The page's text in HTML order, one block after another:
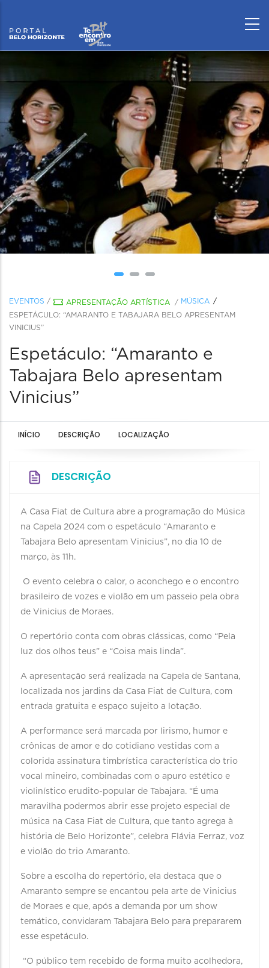
EVENTOS / APRESENTAÇÃO ARTÍSTICA / MÚSICA
ESPETÁCULO: “AMARANTO E TABAJARA BELO APRESENTAM
VINICIUS”
Espetáculo: “Amaranto e
Tabajara Belo apresentam
Vinicius”
INÍCIO DESCRIÇÃO LOCALIZAÇÃO
DESCRIÇÃO
A Casa Fiat de Cultura abre a programação do Música
na Capela 2024 com o espetáculo “Amaranto e
Tabajara Belo apresentam Vinicius”, no dia 10 de
março, às 11h.
O evento celebra o calor, o aconchego e o encontro
brasileiro de vozes e violão em um passeio pela obra
de Vinicius de Moraes.
O repertório conta com obras clássicas, como “Pela
luz dos olhos teus” e “Coisa mais linda”.
A apresentação será realizada na Capela de Santana,
localizada nos jardins da Casa Fiat de Cultura, com
entrada gratuita e espaço sujeito a lotação.
A performance será marcada por lirismo, humor e
crônicas de amor e do cotidiano vestidas com a
colorida assinatura timbrística característica do trio
vocal mineiro, combinadas com o apuro estético e
violinístico erudito-popular de Tabajara. “É uma
maravilha podermos abrir esse projeto especial de
música na Casa Fiat de Cultura, que tanto agrega à
história de Belo Horizonte”, celebra Flávia Ferraz, voz
e violão do trio Amaranto.
Sobre a escolha do repertório, ela destaca que o
Amaranto sempre se encantou pela arte de Vinicius
de Moraes e que, após a demanda por um show
temático, convidaram Tabajara Belo para prepararem
esse espetáculo.
“O público tem recebido de forma muito acolhedora,